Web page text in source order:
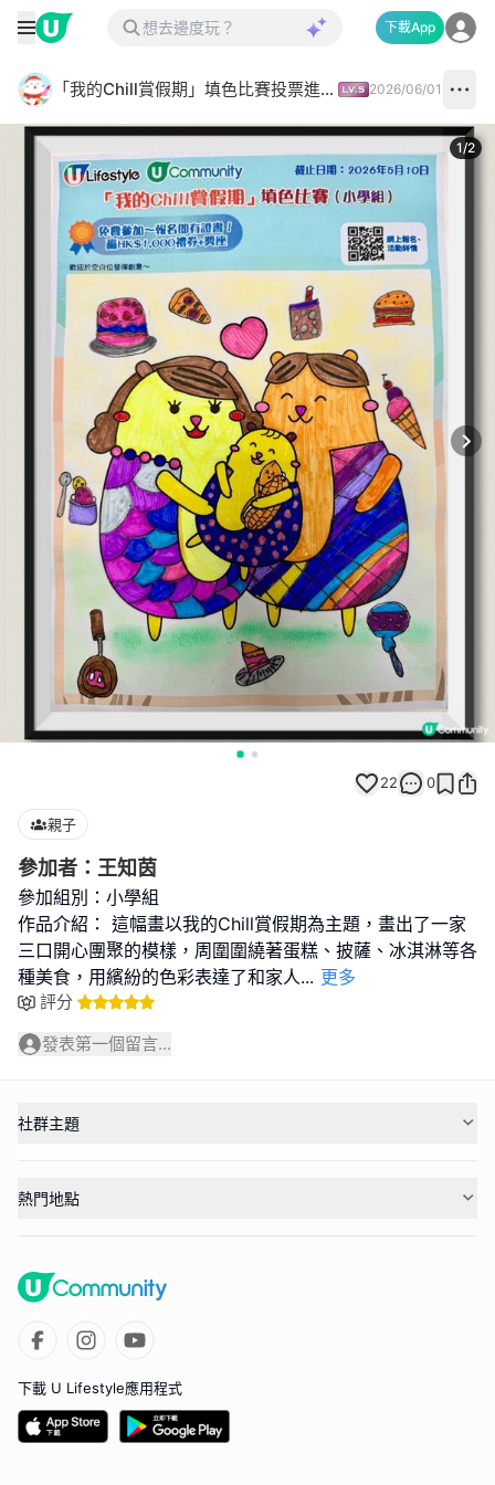
下載App
「我的Chill賞假期」填色比賽投票進行中✅ 2026/06/01
1/2
22 0
親子
參加者：王知茵
參加組別：小學組
作品介紹： 這幅畫以我的Chill賞假期為主題，畫出了一家
三口開心團聚的模樣，周圍圍繞著蛋糕、披薩、冰淇淋等各
種美食，用繽紛的色彩表達了和家人... 更多
評分
發表第一個留言...
社群主題
熱門地點
下載 U Lifestyle應用程式